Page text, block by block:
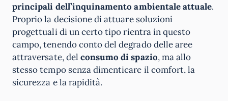
principali dell’inquinamento ambientale attuale.
Proprio la decisione di attuare soluzioni
progettuali di un certo tipo rientra in questo
campo, tenendo conto del degrado delle aree
attraversate, del consumo di spazio, ma allo
stesso tempo senza dimenticare il comfort, la
sicurezza e la rapidità.